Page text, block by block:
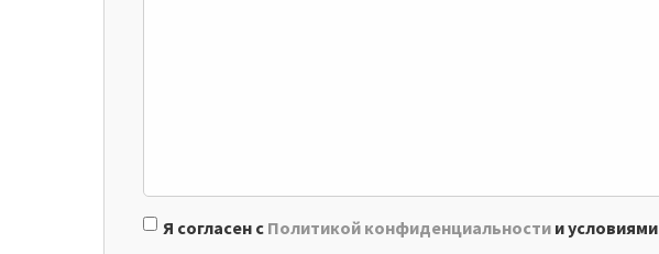
Я согласен с Политикой конфиденциальностии условиями